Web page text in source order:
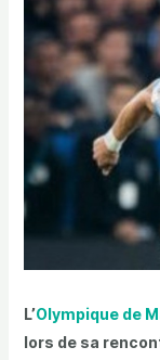
L’Olympique de
lors de sa